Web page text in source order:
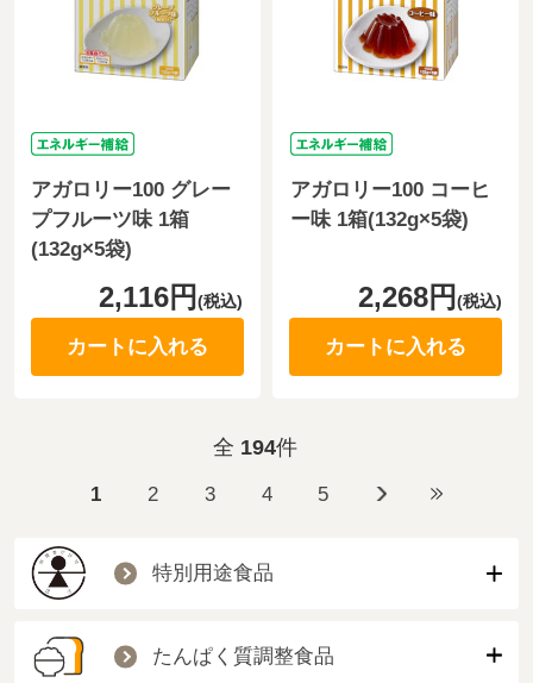
アガロリー100 グレー
プフルーツ味 1箱
(132g×5袋)
2,116円(税込)
カートに入れる
アガロリー100 コーヒ
ー味 1箱(132g×5袋)
2,268円 (税込)
カートに入れる
全 194件
1 2 3 4 5
特別用途食品
たんぱく質調整食品